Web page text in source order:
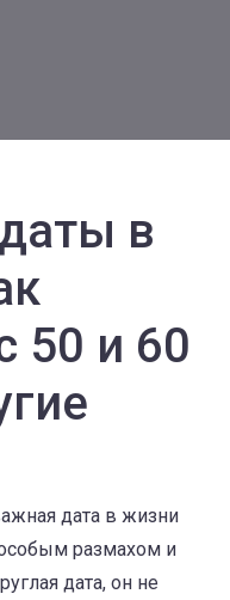
в
50 и 60
дата в жизни
размахом и
дата, он не